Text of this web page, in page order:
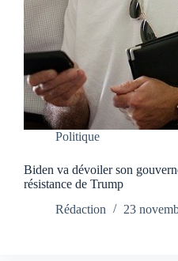
Politique
Biden va dévoiler son
résistance de Trump
Rédaction
23